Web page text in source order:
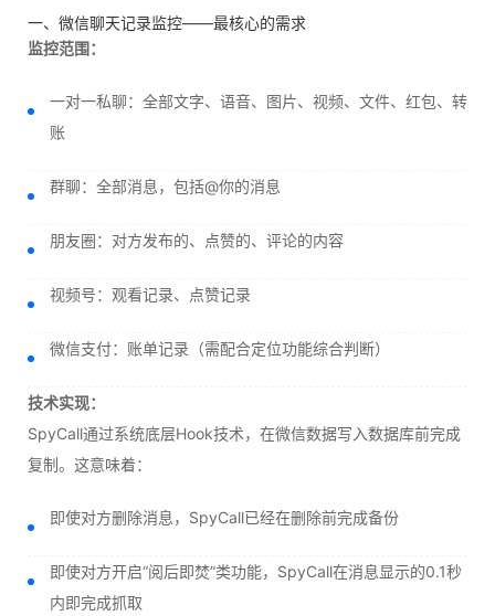
一、微信聊天记录监控——最核心的需求
监控范围：
一对一私聊：全部文字、语音、图片、视频、文件、红包、转
账
群聊：全部消息，包括@你的消息
朋友圈：对方发布的、点赞的、评论的内容
视频号：观看记录、点赞记录
微信支付：账单记录（需配合定位功能综合判断）
技术实现：
SpyCall通过系统底层Hook技术，在微信数据写入数据库前完成
复制。这意味着：
即使对方删除消息，SpyCall已经在删除前完成备份
即使对方开启“阅后即焚”类功能，SpyCall在消息显示的0.1秒
内即完成抓取